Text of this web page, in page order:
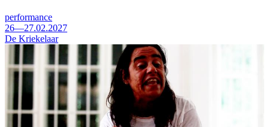
performance
26—27.02.2027
De Kriekelaar